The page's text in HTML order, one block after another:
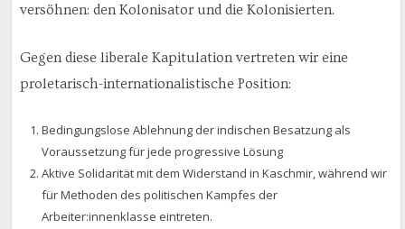
versöhnen: den Kolonisator und die Kolonisierten.
Gegen diese liberale Kapitulation vertreten wir eine
proletarisch-internationalistische Position:
Bedingungslose Ablehnung der indischen Besatzung als
Voraussetzung für jede progressive Lösung
Aktive Solidarität mit dem Widerstand in Kaschmir, während wir
für Methoden des politischen Kampfes der
Arbeiter:innenklasse eintreten.